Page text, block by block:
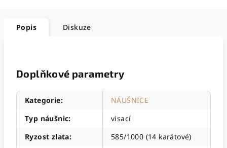
Popis Diskuze
Doplňkové parametry
Kategorie:
NÁUŠNICE
Typ náušnic:
visací
Ryzost zlata:
585/1000 (14 karátové)